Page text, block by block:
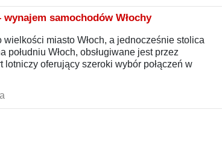
samochodów Włochy
wielkości miasto Włoch, a jednocześnie stolica
południu Włoch, obsługiwane jest przez
lotniczy oferujący szeroki wybór połączeń w